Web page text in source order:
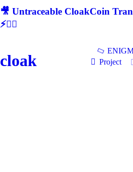
🎥 Untraceable CloakCoin
⚡🕵‍♂
cloak
Project